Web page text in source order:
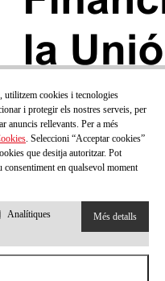
BUTLLETÍ!
utilitzem cookies i tecnologies
i protegir els nostres serveis, per
anuncis rellevants. Per a més
. Seleccioni “Acceptar cookies”
que desitja autoritzar. Pot
en qualsevol moment
Analítiques
Més detalls